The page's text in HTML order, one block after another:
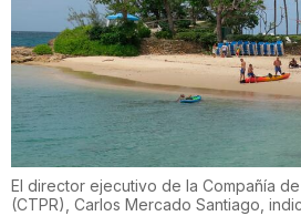
El director ejecutivo de la Compañía
(CTPR), Carlos Mercado Santiago,